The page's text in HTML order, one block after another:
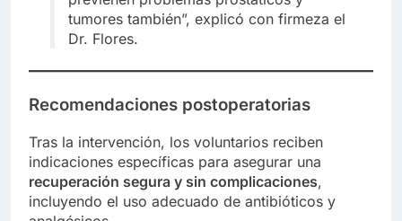
tumores también”, explicó con firmeza el
Dr. Flores.
Recomendaciones postoperatorias
Tras la intervención, los voluntarios reciben
indicaciones específicas para asegurar una
recuperación segura y sin complicaciones,
incluyendo el uso adecuado de antibióticos y